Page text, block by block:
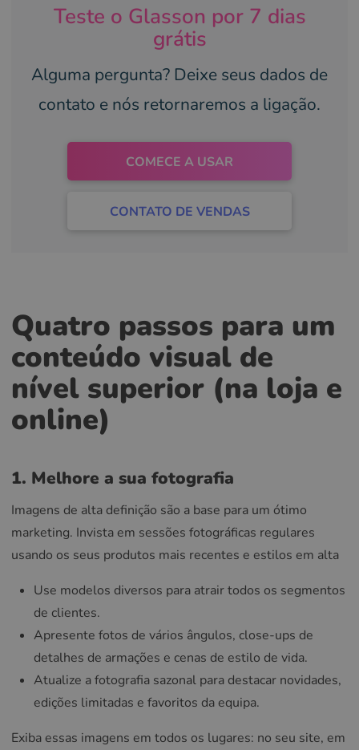
Teste o Glasson por 7 dias
grátis
Alguma pergunta? Deixe seus dados de
contato e nós retornaremos a ligação.
COMECE A USAR
CONTATO DE VENDAS
Quatro passos para um
conteúdo visual de
nível superior (na loja e
online)
1. Melhore a sua fotografia
Imagens de alta definição são a base para um ótimo
marketing. Invista em sessões fotográficas regulares
usando os seus produtos mais recentes e estilos em alta
Use modelos diversos para atrair todos os segmentos
de clientes.
Apresente fotos de vários ângulos, close-ups de
detalhes de armações e cenas de estilo de vida.
Atualize a fotografia sazonal para destacar novidades,
edições limitadas e favoritos da equipa.
Exiba essas imagens em todos os lugares: no seu site, em